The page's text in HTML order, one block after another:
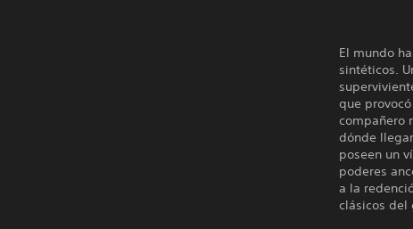
El mundo
sintéticos.
que
compañero
dónde
poseen un
poderes
a la
clásicos del